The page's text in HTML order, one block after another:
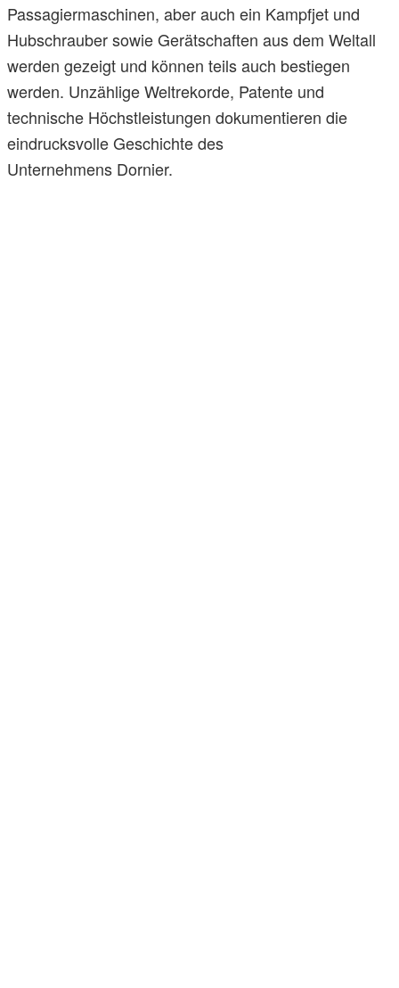
Passagiermaschinen, aber auch ein Kampfjet und
Hubschrauber sowie Gerätschaften aus dem Weltall
werden gezeigt und können teils auch bestiegen
werden. Unzählige Weltrekorde, Patente und
technische Höchstleistungen dokumentieren die
eindrucksvolle Geschichte des
Unternehmens Dornier.